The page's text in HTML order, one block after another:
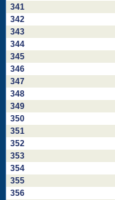
341
342
343
344
345
346
347
348
349
350
351
352
353
354
355
356